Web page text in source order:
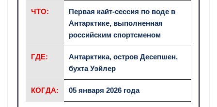
ЧТО:
Первая кайт-сессия по воде в
Антарктике, выполненная
российским спортсменом
ГДЕ:
Антарктика, остров Десепшен,
бухта Уэйлер
КОГДА: 05 января 2026 года